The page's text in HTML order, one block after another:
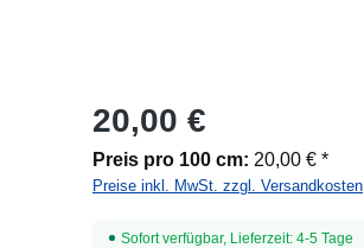
20,00 €
Preis pro 100 cm: 20,00 € *
Preise inkl. MwSt. zzgl. Versandkosten
Sofort verfügbar, Lieferzeit: 4-5 Tage